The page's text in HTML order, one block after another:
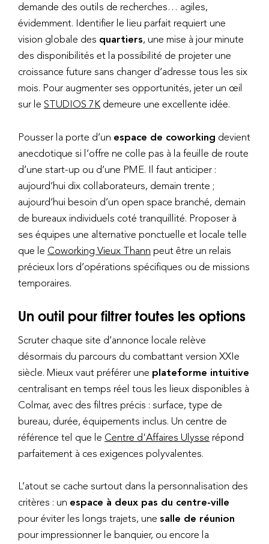
demande des outils de recherches… agiles,
évidemment. Identifier le lieu parfait requiert une
vision globale des quartiers, une mise à jour minute
des disponibilités et la possibilité de projeter une
croissance future sans changer d’adresse tous les six
mois. Pour augmenter ses opportunités, jeter un œil
sur le STUDIOS 7Kdemeure une excellente idée.
Pousser la porte d’un espace de coworking devient
anecdotique si l’offre ne colle pas à la feuille de route
d’une start-up ou d’une PME. Il faut anticiper :
aujourd’hui dix collaborateurs, demain trente ;
aujourd’hui besoin d’un open space branché, demain
de bureaux individuels coté tranquillité. Proposer à
ses équipes une alternative ponctuelle et locale telle
que le Coworking Vieux Thann peut être un relais
précieux lors d’opérations spécifiques ou de missions
temporaires.
Un outil pour filtrer toutes les options
Scruter chaque site d’annonce locale relève
désormais du parcours du combattant version XXIe
siècle. Mieux vaut préférer une plateforme intuitive
centralisant en temps réel tous les lieux disponibles à
Colmar, avec des filtres précis : surface, type de
bureau, durée, équipements inclus. Un centre de
référence tel que le Centre d'Affaires Ulysse répond
parfaitement à ces exigences polyvalentes.
L’atout se cache surtout dans la personnalisation des
critères : un espace à deux pas du centre-ville
pour éviter les longs trajets, une salle de réunion
pour impressionner le banquier, ou encore la